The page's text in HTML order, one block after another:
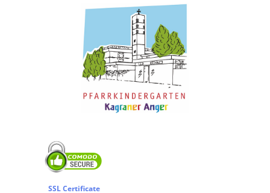
SSL Certificate